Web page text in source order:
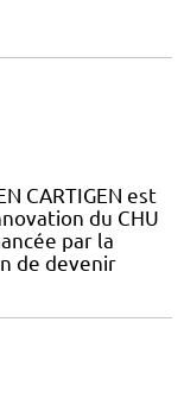
CARTIGEN est
du CHU
par la
de devenir